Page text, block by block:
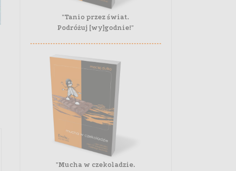
"Tanio przez świat.
Podróżuj [wy]godnie!"
"Mucha w czekoladzie.